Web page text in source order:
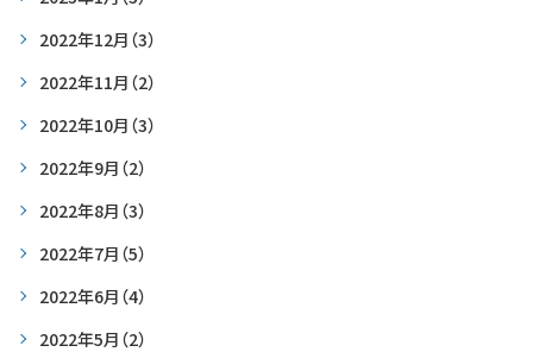
2022年12月 （3）
2022年11月 （2）
2022年10月 （3）
2022年9月 （2）
2022年8月 （3）
2022年7月 （5）
2022年6月 （4）
2022年5月 （2）